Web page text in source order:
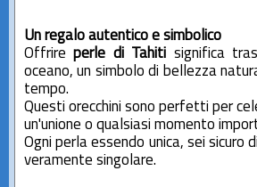
Un regalo autentico e simbolico
Offrireperle di Tahiti significa
oceano, un simbolo di bellezza
tempo.
Questi orecchini sono perfetti per
un'unione o qualsiasi momento
Ogni perla essendo unica, sei sicuro
veramente singolare.